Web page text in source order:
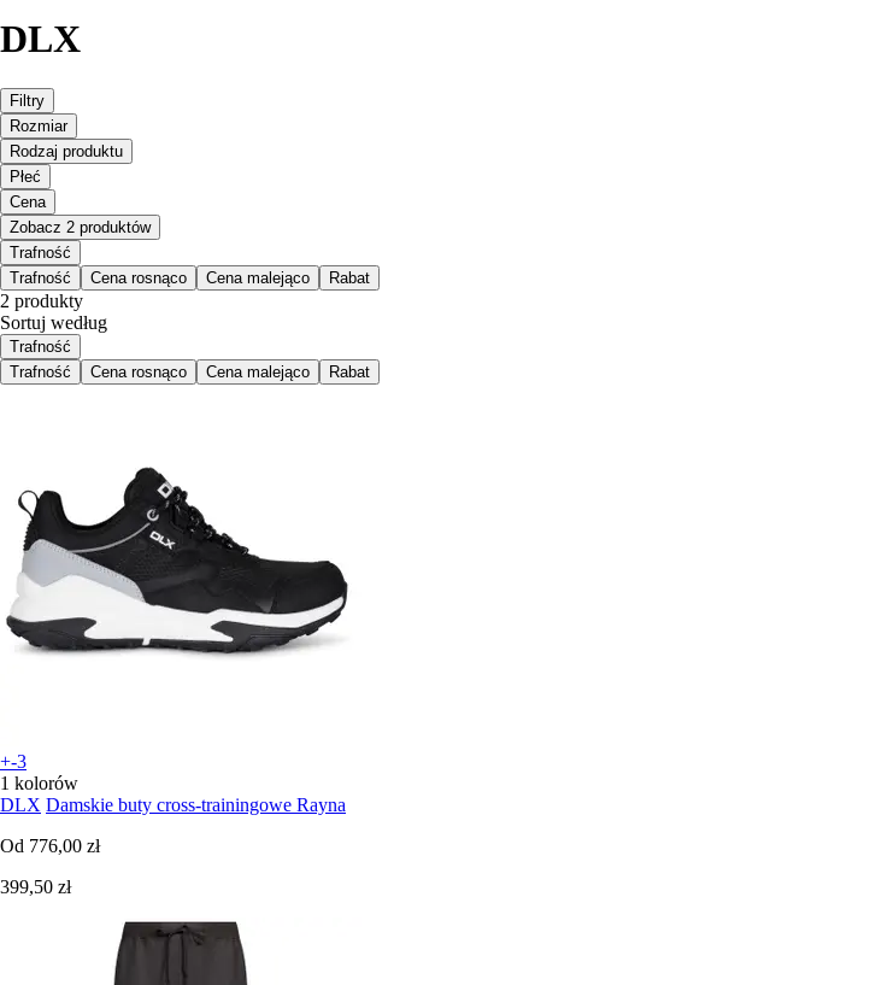
DLX
Filtry
Rozmiar
Rodzaj produktu
Płeć
Cena
Zobacz 2 produktów
Trafność
Trafność
Cena rosnąco Cena malejąco Rabat
2 produkty
Sortuj według
Trafność
Trafność
Cena rosnąco Cena malejąco Rabat
+-3
1 kolorów
DLX Damskie buty cross-trainingowe Rayna
Od 776,00 zł
399,50 zł